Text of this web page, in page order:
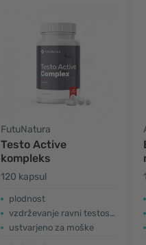
FutuNatura
Testo Active
kompleks
120 kapsul
plodnost
vzdrževanje ravni testosterona
ustvarjeno za moške